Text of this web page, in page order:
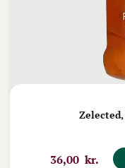
Zelected,
36,00 kr.